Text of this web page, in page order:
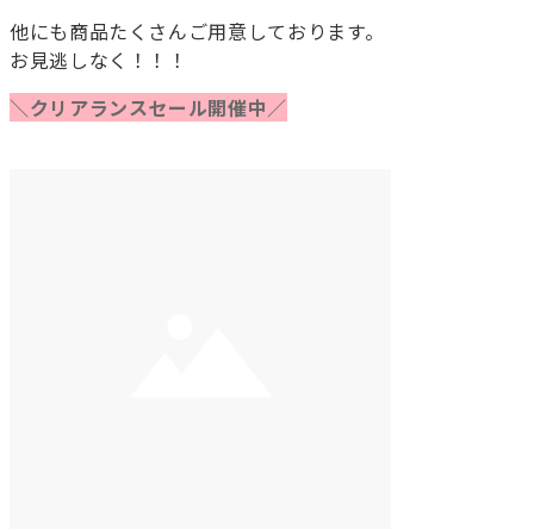
他にも商品たくさんご用意しております。
お見逃しなく！！！
＼クリアランスセール開催中／